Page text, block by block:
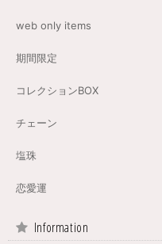
web only items
期間限定
コレクションBOX
チェーン
塩珠
恋愛運
Information